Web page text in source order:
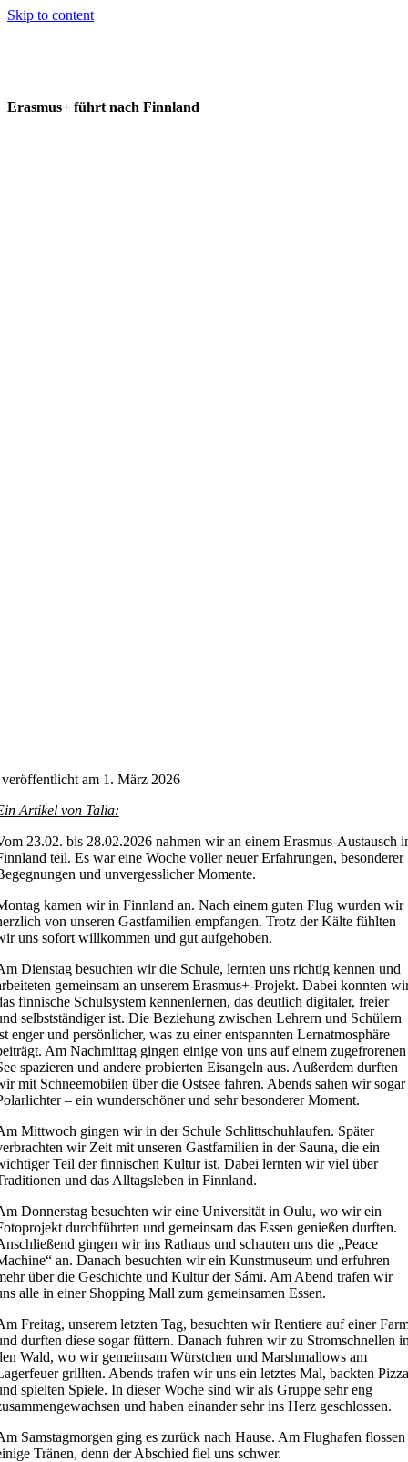
Skip to content
Erasmus+ führt nach Finnland
veröffentlicht am 1. März 2026
Artikel von Talia:
23.02. bis 28.02.2026 nahmen wir an einem Erasmus-Austausch
teil. Es war eine Woche voller neuer Erfahrungen, besonderer
und unvergesslicher Momente.
kamen wir in Finnland an. Nach einem guten Flug wurden wir
von unseren Gastfamilien empfangen. Trotz der Kälte fühlten
uns sofort willkommen und gut aufgehoben.
Dienstag besuchten wir die Schule, lernten uns richtig kennen und
gemeinsam an unserem Erasmus+-Projekt. Dabei konnten
finnische Schulsystem kennenlernen, das deutlich digitaler, freier
selbstständiger ist. Die Beziehung zwischen Lehrern und Schülern
enger und persönlicher, was zu einer entspannten Lernatmosphäre
Am Nachmittag gingen einige von uns auf einem zugefrorenen
spazieren und andere probierten Eisangeln aus. Außerdem durften
mit Schneemobilen über die Ostsee fahren. Abends sahen wir sogar
– ein wunderschöner und sehr besonderer Moment.
Mittwoch gingen wir in der Schule Schlittschuhlaufen. Später
wir Zeit mit unseren Gastfamilien in der Sauna, die ein
Teil der finnischen Kultur ist. Dabei lernten wir viel über
und das Alltagsleben in Finnland.
Donnerstag besuchten wir eine Universität in Oulu, wo wir ein
durchführten und gemeinsam das Essen genießen durften.
gingen wir ins Rathaus und schauten uns die „Peace
an. Danach besuchten wir ein Kunstmuseum und erfuhren
über die Geschichte und Kultur der Sámi. Am Abend trafen wir
alle in einer Shopping Mall zum gemeinsamen Essen.
Freitag, unserem letzten Tag, besuchten wir Rentiere auf einer
durften diese sogar füttern. Danach fuhren wir zu Stromschnellen
Wald, wo wir gemeinsam Würstchen und Marshmallows am
grillten. Abends trafen wir uns ein letztes Mal, backten Pizza
spielten Spiele. In dieser Woche sind wir als Gruppe sehr eng
und haben einander sehr ins Herz geschlossen.
Samstagmorgen ging es zurück nach Hause. Am Flughafen flossen
Tränen, denn der Abschied fiel uns schwer.